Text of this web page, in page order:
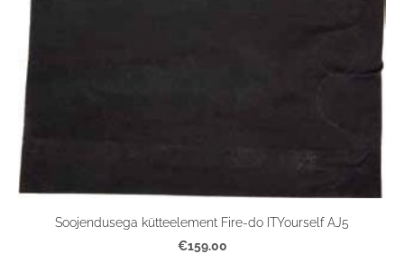
Soojendusega kütteelement Fire-do ITYourself AJ5
€159.00